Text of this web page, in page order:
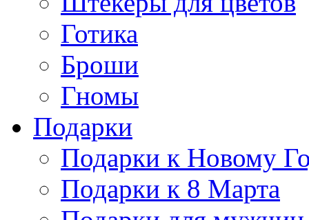
Готика
Броши
Гномы
Подарки
Подарки к Новому
Подарки к 8 Марта